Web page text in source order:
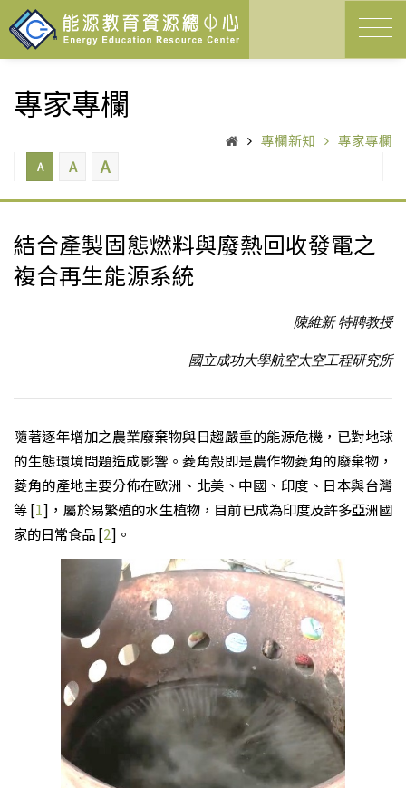
專家專欄
專欄新知 專家專欄
A A A
結合產製固態燃料與廢熱回收發電之
複合再生能源系統
陳維新 特聘教授
國立成功大學航空太空工程研究所
隨著逐年增加之農業廢棄物與日趨嚴重的能源危機，已對地球
的生態環境問題造成影響。菱角殼即是農作物菱角的廢棄物，
菱角的產地主要分佈在歐洲、北美、中國、印度、日本與台灣
等 [1]，屬於易繁殖的水生植物，目前已成為印度及許多亞洲國
家的日常食品 [2]。